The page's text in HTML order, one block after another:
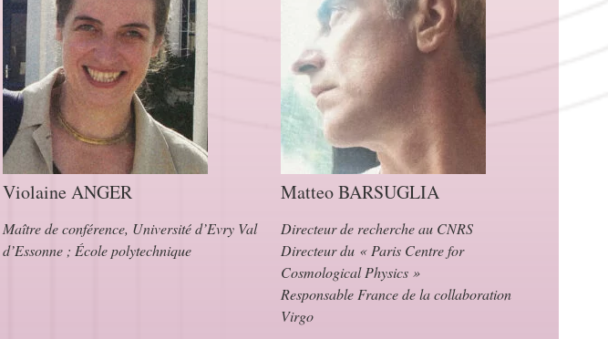
Violaine ANGER
Maître de conférence, Université d’Evry Val
d’Essonne ; École polytechnique
Matteo BARSUGLIA
Directeur de recherche au CNRS
Directeur du « Paris Centre for
Cosmological Physics »
Responsable France de la collaboration
Virgo